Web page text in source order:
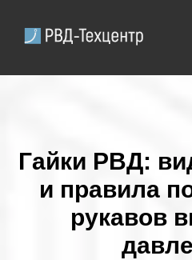
Гайки РВД:
и правила
рукавов